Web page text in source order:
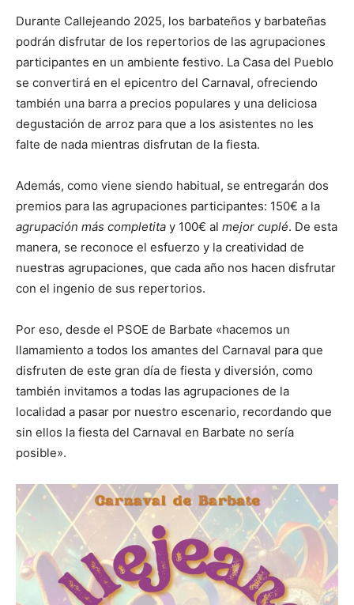
Durante Callejeando 2025, los barbateños y barbateñas
podrán disfrutar de los repertorios de las agrupaciones
participantes en un ambiente festivo. La Casa del Pueblo
se convertirá en el epicentro del Carnaval, ofreciendo
también una barra a precios populares y una deliciosa
degustación de arroz para que a los asistentes no les
falte de nada mientras disfrutan de la fiesta.
Además, como viene siendo habitual, se entregarán dos
premios para las agrupaciones participantes: 150€ a la
agrupación más completita y 100€ al mejor cuplé. De esta
manera, se reconoce el esfuerzo y la creatividad de
nuestras agrupaciones, que cada año nos hacen disfrutar
con el ingenio de sus repertorios.
Por eso, desde el PSOE de Barbate «hacemos un
llamamiento a todos los amantes del Carnaval para que
disfruten de este gran día de fiesta y diversión, como
también invitamos a todas las agrupaciones de la
localidad a pasar por nuestro escenario, recordando que
sin ellos la fiesta del Carnaval en Barbate no sería
posible».